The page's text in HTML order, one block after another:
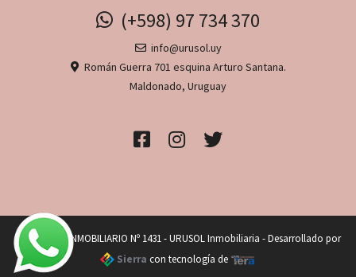
(+598) 97 734 370
info@urusol.uy
Román Guerra 701 esquina Arturo Santana.
Maldonado, Uruguay
OPERADOR INMOBILIARIO Nº 1431 - URUSOL Inmobiliaria - Desarrollado por
Sierra con tecnología de